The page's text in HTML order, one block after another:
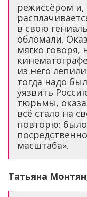
режиссёром и,
в свою
обломали.
мягко говоря,
из него
тогда надо
уязвить
тюрьмы,
всё стало на
повторю: было
масштаба».
Татьяна